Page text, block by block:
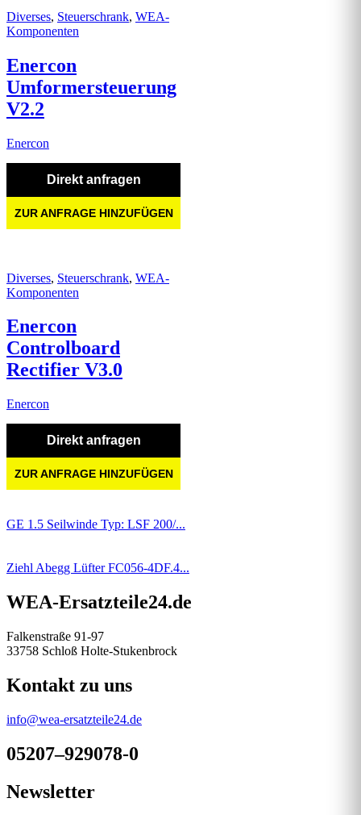
Diverses, Steuerschrank, WEA-
Komponenten
Enercon
Umformersteuerung
V2.2
Enercon
Direkt anfragen
ZUR ANFRAGE HINZUFÜGEN
Diverses, Steuerschrank, WEA-
Komponenten
Enercon
Controlboard
Rectifier V3.0
Enercon
Direkt anfragen
ZUR ANFRAGE HINZUFÜGEN
GE 1.5 Seilwinde Typ: LSF 200/...
Ziehl Abegg Lüfter FC056-4DF.4...
WEA-Ersatzteile24.de
Falkenstraße 91-97
33758 Schloß Holte-Stukenbrock
Kontakt zu uns
info@wea-ersatzteile24.de
05207–929078-0
Newsletter